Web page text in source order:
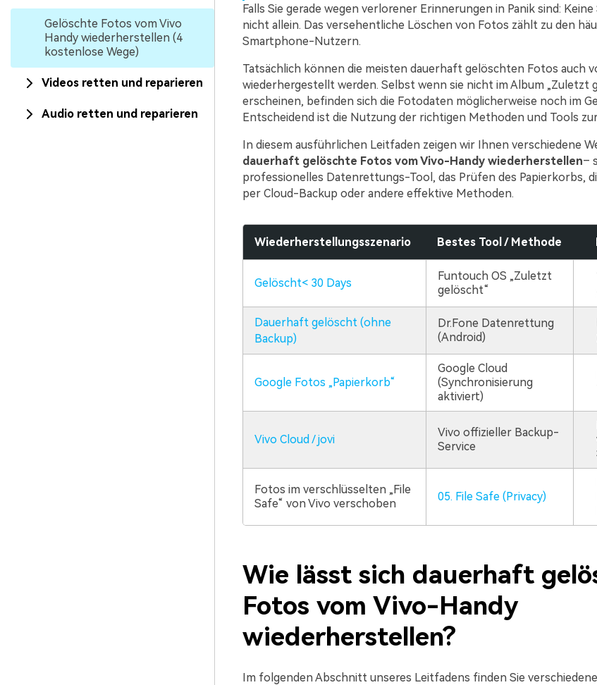
Gelöschte Fotos vom Vivo
Handy wiederherstellen (4
kostenlose Wege)
Videos retten und reparieren
Audio retten und reparieren
Falls Sie gerade wegen verlorener Erinnerungen in Panik sind: Keine
nicht allein. Das versehentliche Löschen von Fotos zählt zu den
Smartphone-Nutzern.
Tatsächlich können die meisten dauerhaft gelöschten Fotos auch
wiederhergestellt werden. Selbst wenn sie nicht im Album „Zuletzt
erscheinen, befinden sich die Fotodaten möglicherweise noch im
Entscheidend ist die Nutzung der richtigen Methoden und Tools
In diesem ausführlichen Leitfaden zeigen wir Ihnen verschiedene
dauerhaft gelöschte Fotos vom Vivo-Handy wiederherstellen–
professionelles Datenrettungs-Tool, das Prüfen des Papierkorbs,
per Cloud-Backup oder andere effektive Methoden.
Wiederherstellungsszenario Bestes Tool / Methode
Gelöscht< 30 Days
Funtouch OS „Zuletzt
gelöscht“
Dauerhaft gelöscht (ohne
Backup)
Dr.Fone Datenrettung
(Android)
Google Fotos „Papierkorb“
Google Cloud
(Synchronisierung
aktiviert)
Vivo Cloud / jovi
Vivo offizieller Backup-
Service
Fotos im verschlüsselten „File
Safe“ von Vivo verschoben
05. File Safe (Privacy)
Wie lässt sich dauerhaft
Fotos vom Vivo-Handy
wiederherstellen?
Im folgenden Abschnitt unseres Leitfadens finden Sie